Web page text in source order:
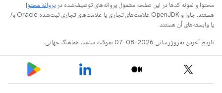
محتوا و نمونه کدها در این صفحه مشمول پروانه‌های توصیف‌شده در پروانه محتوا
هستند. جاوا و OpenJDK علامت‌های تجاری یا علامت‌های تجاری ثبت‌شده Oracle و/
یا وابسته‌های آن هستند.
تاریخ آخرین به‌روزرسانی 2026-08-07 به‌وقت ساعت هماهنگ جهانی.